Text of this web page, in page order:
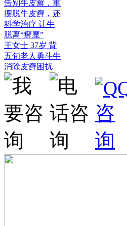
告别牛皮癣，重
摆脱牛皮癣，还
科学治疗 让牛
脱离“癣魔”
王女士 37岁 背
五旬老人勇斗牛
消除皮癣困扰